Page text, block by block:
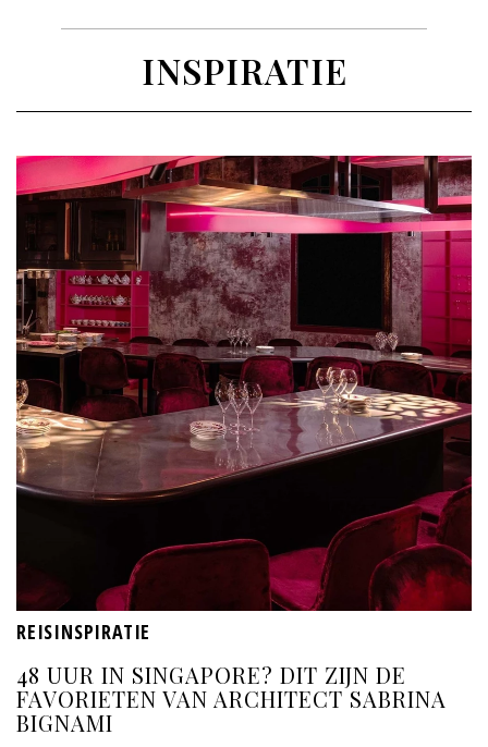
INSPIRATIE
REISINSPIRATIE
48 UUR IN SINGAPORE? DIT ZIJN DE
FAVORIETEN VAN ARCHITECT SABRINA
BIGNAMI